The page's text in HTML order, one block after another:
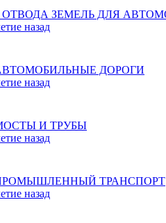
ОТВОДА ЗЕМЕЛЬ ДЛЯ
назад
АВТОМОБИЛЬНЫЕ ДОРОГИ
назад
И ТРУБЫ
назад
ПРОМЫШЛЕННЫЙ ТРАНСПОРТ
назад